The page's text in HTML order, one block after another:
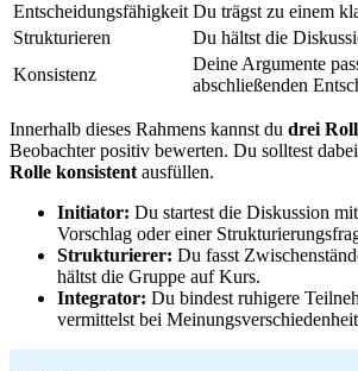
Entscheidungsfähigkeit Du trägst zu einem
Strukturieren
Du hältst die
Konsistenz
Deine Argumente
abschließenden
Innerhalb dieses Rahmens kannst du drei
Beobachter positiv bewerten. Du solltest
Rolle konsistent ausfüllen.
Initiator: Du startest die Diskussion
Vorschlag oder einer
Strukturierer: Du fasst
hältst die Gruppe auf Kurs.
Integrator: Du bindest ruhigere
vermittelst bei